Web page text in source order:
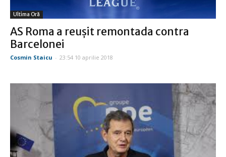
Ultima Oră
AS Roma a reuşit remontada contra
Barcelonei
Cosmin Staicu - 23:54 10 aprilie 2018